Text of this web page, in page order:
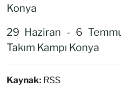
Konya
29 Haziran - 6
Takım Kampı Konya
Kaynak: RSS